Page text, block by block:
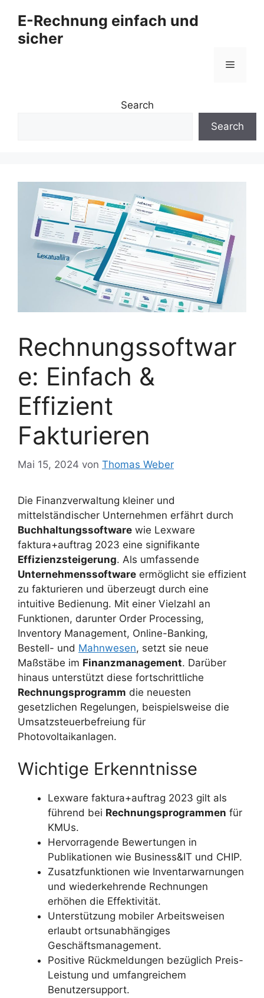
Inhalt
springen
E-Rechnung einfach und
sicher
Menü
Search
Search
Rechnungssoftwar
e: Einfach &
Effizient
Fakturieren
Mai 15, 2024 von Thomas Weber
Die Finanzverwaltung kleiner und
mittelständischer Unternehmen erfährt durch
Buchhaltungssoftware wie Lexware
faktura+auftrag 2023 eine signifikante
Effizienzsteigerung. Als umfassende
Unternehmenssoftware ermöglicht sie effizient
zu fakturieren und überzeugt durch eine
intuitive Bedienung. Mit einer Vielzahl an
Funktionen, darunter Order Processing,
Inventory Management, Online-Banking,
Bestell- und Mahnwesen, setzt sie neue
Maßstäbe im Finanzmanagement. Darüber
hinaus unterstützt diese fortschrittliche
Rechnungsprogramm die neuesten
gesetzlichen Regelungen, beispielsweise die
Umsatzsteuerbefreiung für
Photovoltaikanlagen.
Wichtige Erkenntnisse
Lexware faktura+auftrag 2023 gilt als
führend bei Rechnungsprogrammen für
KMUs.
Hervorragende Bewertungen in
Publikationen wie Business&IT und CHIP.
Zusatzfunktionen wie Inventarwarnungen
und wiederkehrende Rechnungen
erhöhen die Effektivität.
Unterstützung mobiler Arbeitsweisen
erlaubt ortsunabhängiges
Geschäftsmanagement.
Positive Rückmeldungen bezüglich Preis-
Leistung und umfangreichem
Benutzersupport.